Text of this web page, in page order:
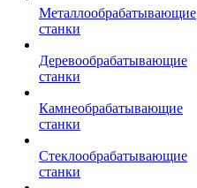
Металлообрабатывающие
станки
Деревообрабатывающие
станки
Камнеобрабатывающие
станки
Стеклообрабатывающие
станки